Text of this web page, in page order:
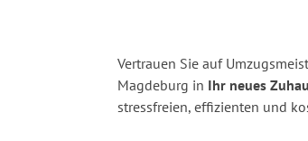
Vertrauen Sie auf
Magdeburg in Ihr neues
stressfreien, effizienten und